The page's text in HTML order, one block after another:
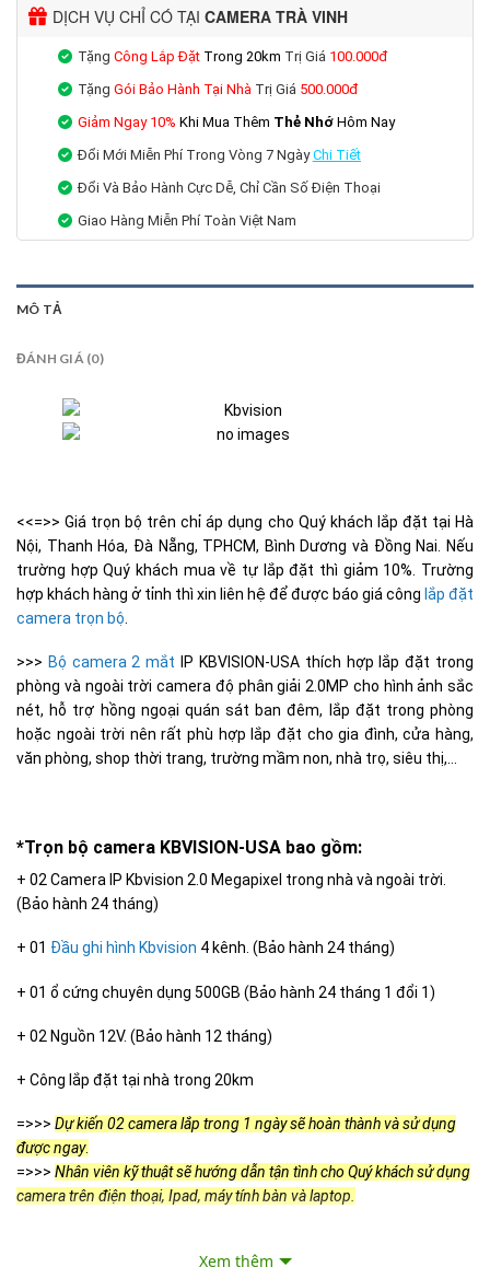
DỊCH VỤ CHỈ CÓ TẠI CAMERA TRÀ VINH
Tặng Công Lắp Đặt Trong 20km Trị Giá 100.000đ
Tặng Gói Bảo Hành Tại Nhà Trị Giá 500.000đ
Giảm Ngay 10% Khi Mua Thêm Thẻ NhớHôm Nay
Đổi Mới Miễn PhíTrong Vòng 7 NgàyChiTiết
Đổi Và Bảo Hành Cực Dễ, Chỉ Cần Số Điện Thoại
Giao Hàng Miễn Phí Toàn Việt Nam
MÔ TẢ
ĐÁNH GIÁ (0)
<<=>> Giá trọn bộ trên chỉ áp dụng cho Quý khách lắp đặt tại Hà
Nội, Thanh Hóa, Đà Nẵng, TPHCM, Bình Dương và Đồng Nai. Nếu
trường hợp Quý khách mua về tự lắp đặt thì giảm 10%. Trường
hợp khách hàng ở tỉnh thì xin liên hệ để được báo giá công lắp đặt
camera trọn bộ
>>> Bộ camera 2 mắt IP KBVISION-USA thích hợp lắp đặt trong
phòng và ngoài trời camera độ phân giải 2.0MP cho hình ảnh sắc
nét, hỗ trợ hồng ngoại quán sát ban đêm, lắp đặt trong phòng
hoặc ngoài trời nên rất phù hợp lắp đặt cho gia đình, cửa hàng,
văn phòng, shop thời trang, trường mầm non, nhà trọ, siêu thị,…
*Trọn bộ camera KBVISION-USA bao gồm:
+ 02 Camera IP Kbvision 2.0 Megapixel trong nhà và ngoài trời.
(Bảo hành 24 tháng)
+ 01 Đầu ghi hình Kbvision 4 kênh. (Bảo hành 24 tháng)
+ 01 ổ cứng chuyên dụng 500GB (Bảo hành 24 tháng 1 đổi 1)
+ 02 Nguồn 12V. (Bảo hành 12 tháng)
+ Công lắp đặt tại nhà trong 20km
=>>> Dự kiến 02 camera lắp trong 1 ngày sẽ hoàn thành và sử dụng
được ngay.
=>>> Nhân viên kỹ thuật sẽ hướng dẫn tận tình cho Quý khách sử dụng
camera trên điện thoại, Ipad, máy tính bàn và laptop.
Xem thêm